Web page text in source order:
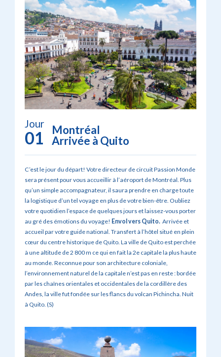
Jour
01
Montréal
Arrivée à Quito
C’est le jour du départ! Votre directeur de circuit Passion Monde
sera présent pour vous accueillir à l’aéroport de Montréal. Plus
qu’un simple accompagnateur, il saura prendre en charge toute
la logistique d’un tel voyage en plus de votre bien-être. Oubliez
votre quotidien l’espace de quelques jours et laissez-vous porter
au gré des émotions du voyage! Envol vers Quito. Arrivée et
accueil par votre guide national. Transfert à l’hôtel situé en plein
cœur du centre historique de Quito. La ville de Quito est perchée
à une altitude de 2 800 m ce qui en fait la 2e capitale la plus haute
au monde. Reconnue pour son architecture coloniale,
l’environnement naturel de la capitale n’est pas en reste : bordée
par les chaînes orientales et occidentales de la cordillère des
Andes, la ville fut fondée sur les flancs du volcan Pichincha. Nuit
à Quito. (S)